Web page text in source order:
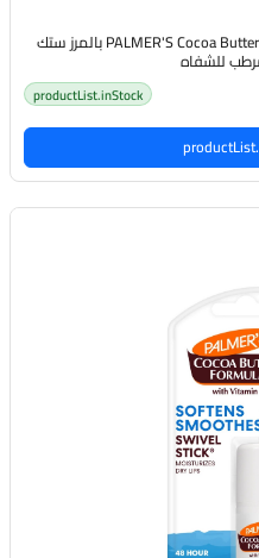
PALMER'S Cocoa Butter Formula Softens & Smooth Lip Balm بالمرز ستك
للشفاه
productList.inStock